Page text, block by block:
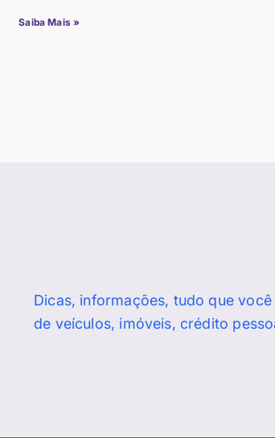
Saiba Mais »
Dicas, informações, tudo que
de veículos, imóveis, crédito